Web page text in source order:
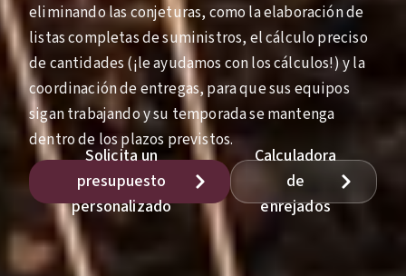
eliminando las conjeturas, como la elaboración de
listas completas de suministros, el cálculo preciso
de cantidades (¡le ayudamos con los cálculos!) y la
coordinación de entregas, para que sus equipos
sigan trabajando y su temporada se mantenga
dentro de los plazos previstos.
Solicita un
presupuesto
personalizado
Calculadora
de
enrejados